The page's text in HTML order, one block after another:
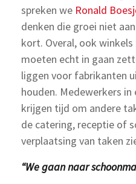
spreken we Ronald
denken die groei niet
kort. Overal, ook
moeten echt in gaan
liggen voor fabrikanten
houden. Medewerkers
krijgen tijd om andere
de catering, receptie of
verplaatsing van taken
“We gaan naar